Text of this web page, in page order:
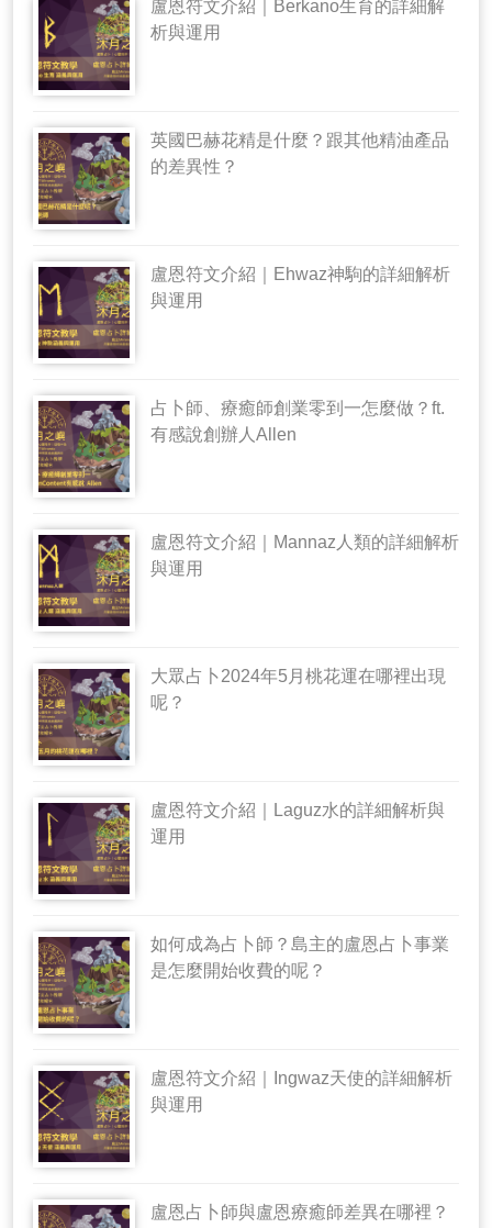
盧恩符文介紹｜Berkano生育的詳細解
析與運用
英國巴赫花精是什麼？跟其他精油產品
的差異性？
盧恩符文介紹｜Ehwaz神駒的詳細解析
與運用
占卜師、療癒師創業零到一怎麼做？ft.
有感說創辦人Allen
盧恩符文介紹｜Mannaz人類的詳細解析
與運用
大眾占卜2024年5月桃花運在哪裡出現
呢？
盧恩符文介紹｜Laguz水的詳細解析與
運用
如何成為占卜師？島主的盧恩占卜事業
是怎麼開始收費的呢？
盧恩符文介紹｜Ingwaz天使的詳細解析
與運用
盧恩占卜師與盧恩療癒師差異在哪裡？